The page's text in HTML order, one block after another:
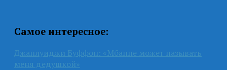
Самое интересное:
Джанлуиджи Буффон: «Мбаппе может называть
меня дедушкой»